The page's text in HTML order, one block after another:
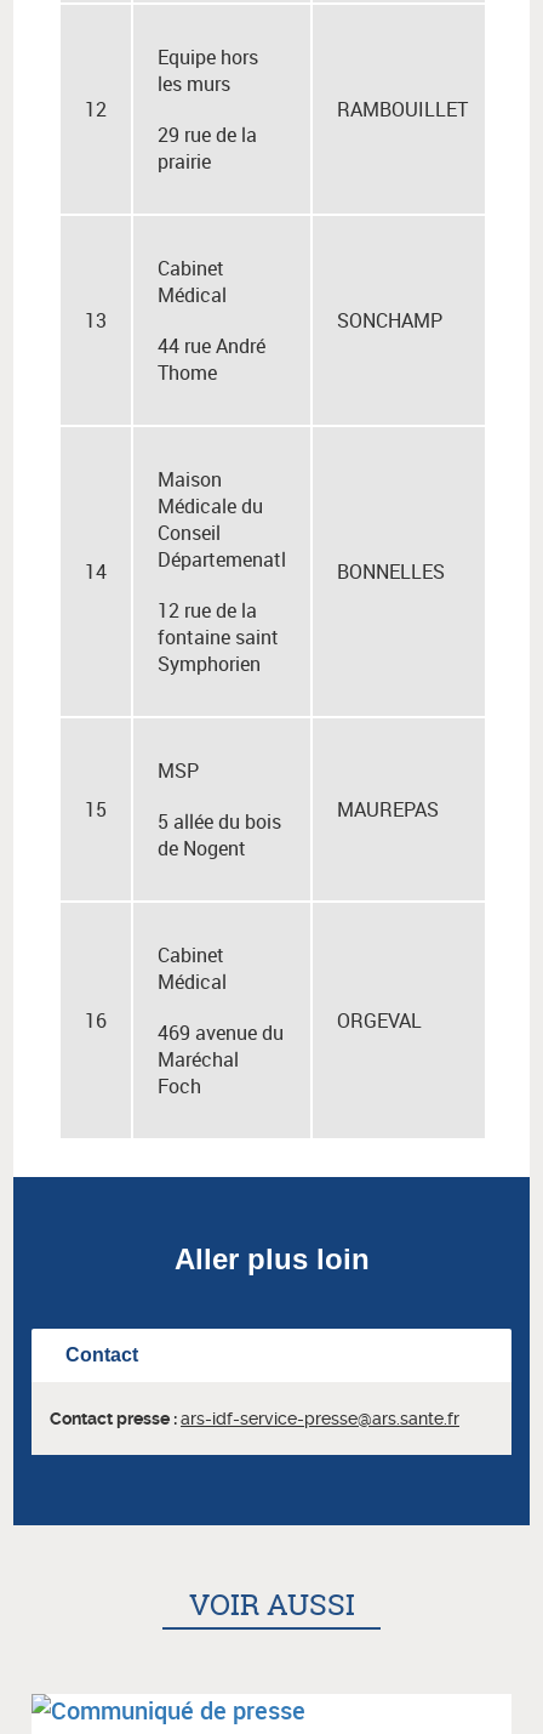
12
Equipe hors
les murs
29 rue de la
prairie
RAMBOUILLET
13
Cabinet
Médical
44 rue André
Thome
SONCHAMP
14
Maison
Médicale du
Conseil
Départemenatl
12 rue de la
fontaine saint
Symphorien
BONNELLES
15
MSP
5 allée du bois
de Nogent
MAUREPAS
16
Cabinet
Médical
469 avenue du
Maréchal
Foch
ORGEVAL
Aller plus loin
Contact
Contact presse :ars-idf-service-presse@ars.sante.fr
VOIR AUSSI